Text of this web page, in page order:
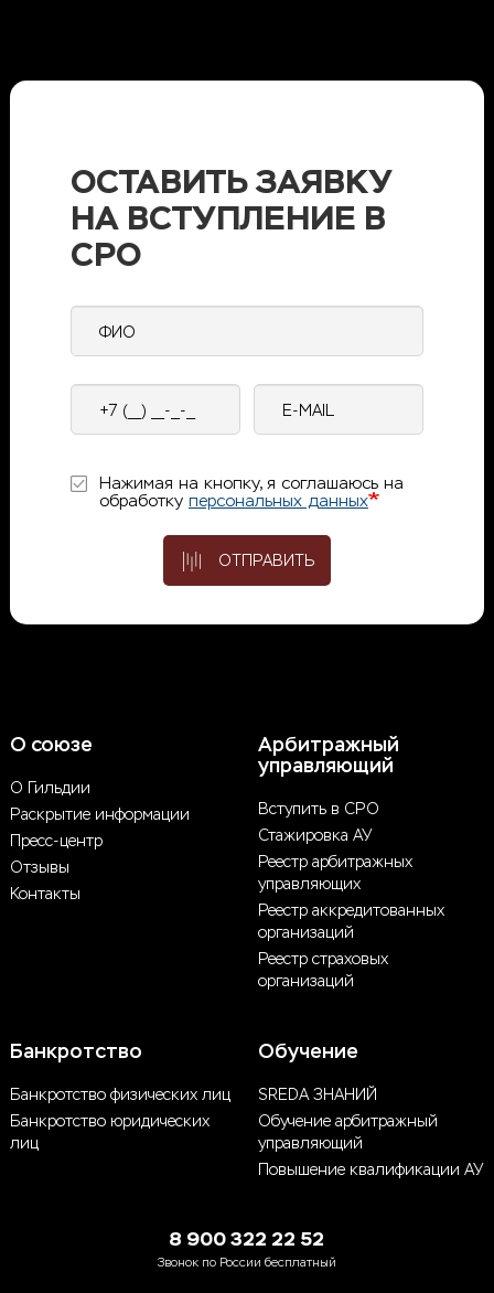
ОСТАВИТЬ ЗАЯВКУ
НА ВСТУПЛЕНИЕ В
СРО
телефон
mail
Нажимая на кнопку, я соглашаюсь на
обработку персональных данных
ОТПРАВИТЬ
О союзе
О Гильдии
Раскрытие информации
Пресс-центр
Отзывы
Контакты
Арбитражный
управляющий
Вступить в СРО
Стажировка АУ
Реестр арбитражных
управляющих
Реестр аккредитованных
организаций
Реестр страховых
организаций
Банкротство
Банкротство физических лиц
Банкротство юридических
лиц
Обучение
SREDA ЗНАНИЙ
Обучение арбитражный
управляющий
Повышение квалификации АУ
8 900 322 22 52
Звонок по России бесплатный